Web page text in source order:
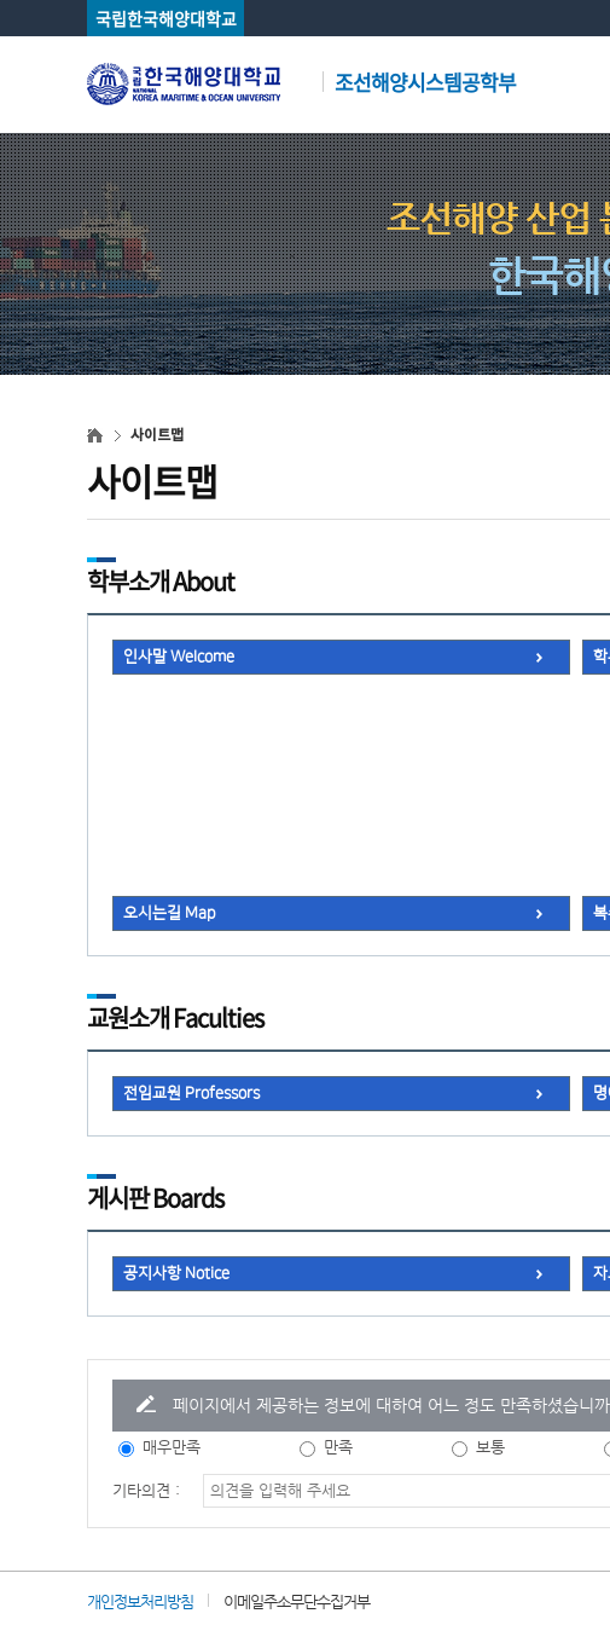
국립한국해양대학교
조선해양시스템공학부
조선해양 산업
한국
사이트맵
사이트맵
학부소개 About
인사말 Welcome
오시는길 Map
교원소개 Faculties
전임교원 Professors
게시판 Boards
공지사항 Notice
페이지에서 제공하는 정보에 대하여 어느 정도 만족하셨습니
매우만족 만족 보통
기타의견 :
개인정보처리방침 이메일주소무단수집거부